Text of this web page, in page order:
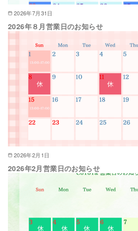
2026年7月31日
2026年８月営業日のお知らせ
2026年2月1日
2026年2月営業日のお知らせ